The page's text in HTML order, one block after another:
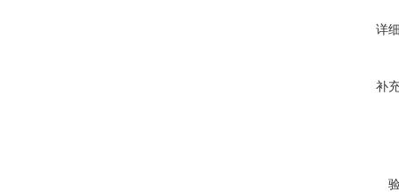
详
补